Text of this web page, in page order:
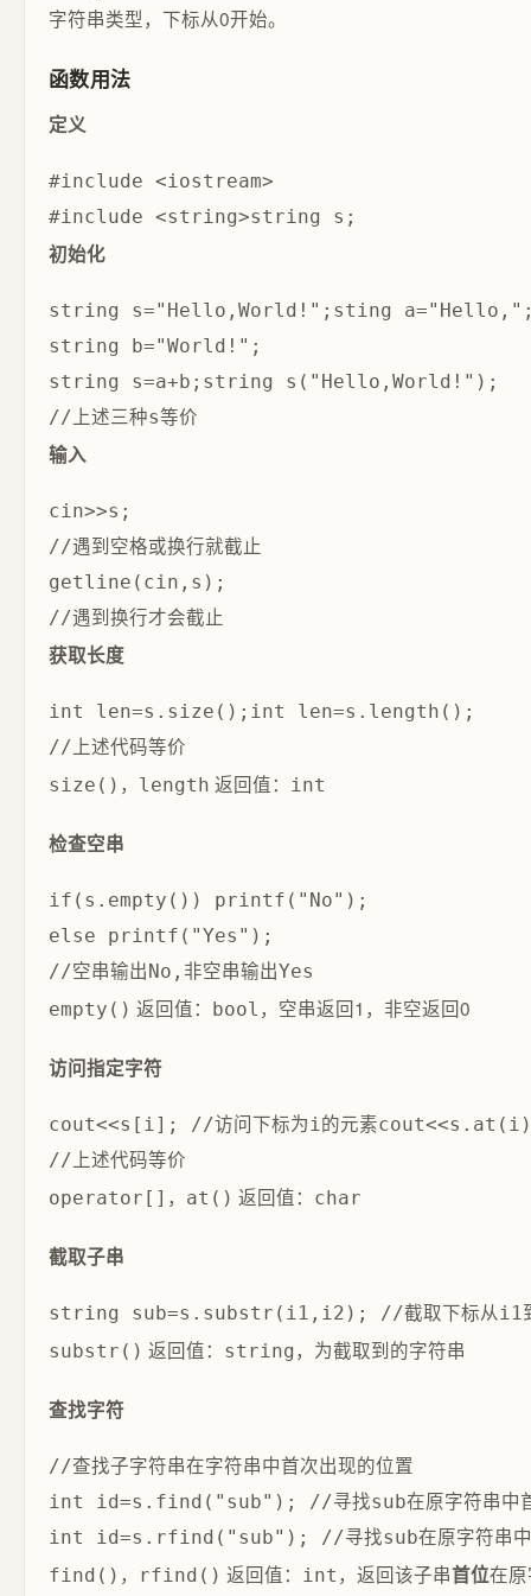
字符串类型，下标从0开始。
函数用法
定义
#include <iostream>
初始化
string s="Hello,World!";sting
string b="World!";
string s=a+b;string s("Hello,World!");
输入
cin>>s;
//遇到空格或换行就截止
getline(cin,s);
获取长度
int len=s.size();int len=s.length();
size() ， length 返回值： int
检查空串
if(s.empty()) printf("No");
else printf("Yes");
empty() 返回值： bool ，空串返回1，非空返回0
访问指定字符
cout<<s[i]; //访问下标为i的元素
operator[] ， at() 返回值： char
截取子串
substr() 返回值： string，为截取到的字符串
查找字符
//查找子字符串在字符串中首次出现的位置
int id=s.find("sub"); //寻找sub在原字符串中首次
find() ， rfind() 返回值： int ，返回该子串首位在